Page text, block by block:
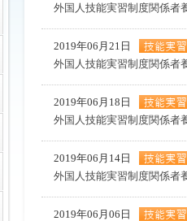
外国人技能実習制度関係者
2019年06月21日
外国人技能実習制度関係者
2019年06月18日
外国人技能実習制度関係者
2019年06月14日
外国人技能実習制度関係者
2019年06月06日